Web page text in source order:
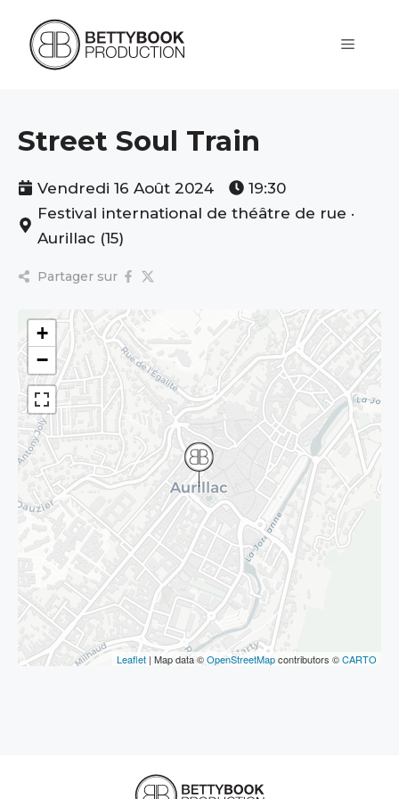
contenu
Street Soul Train
Vendredi 16 Août 2024
19:30
Festival international de théâtre de rue ·
Aurillac (15)
Partager sur
+
−
Leaflet | Map data ©OpenStreetMapcontributors ©CARTO